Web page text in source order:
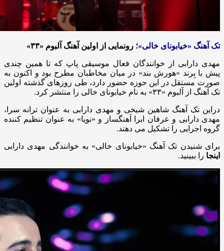
تک آهنگ «خیابونای خالی»؛ رونمایی از اولین آهنگ آلبوم «۳۳»
مهدی دارابی از خوانندگان فعال موسیقی پاپ که تا همین چندی
پیش با بِرند «هورش بند» در میان مخاطبان مطرح بود و اکنون به
صورت مستقل در این حوزه حضور دارد، طی روزهای گذشته اولین
تک آهنگ از آلبوم «۳۳» به نام خیابونای خالی را منتشر کرد.
دراین تک آهنگ شاهین شیخی و مهدی دارابی به عنوان ترانه سرا،
مهدی دارابی و عرفان ابرا آهنگساز و «نویا» به عنوان تنظیم کننده
گروه اجرایی را تشکیل می دهند.
برای شنیدن تک آهنگ «خیابونای خالی» به خوانندگی مهدی دارابی
اینجا را ببینید.